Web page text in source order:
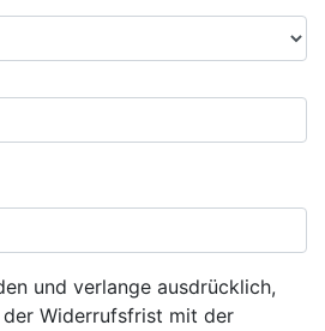
und verlange ausdrücklich,
Widerrufsfrist mit der